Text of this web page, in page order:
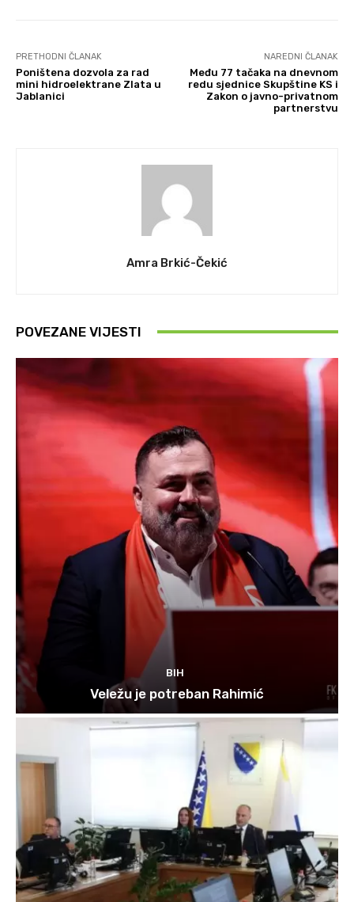
PRETHODNI ČLANAK
Poništena dozvola za rad
mini hidroelektrane Zlata u
Jablanici
NAREDNI ČLANAK
Među 77 tačaka na dnevnom
redu sjednice Skupštine KS i
Zakon o javno-privatnom
partnerstvu
Amra Brkić-Čekić
POVEZANE VIJESTI
BIH
Veležu je potreban Rahimić